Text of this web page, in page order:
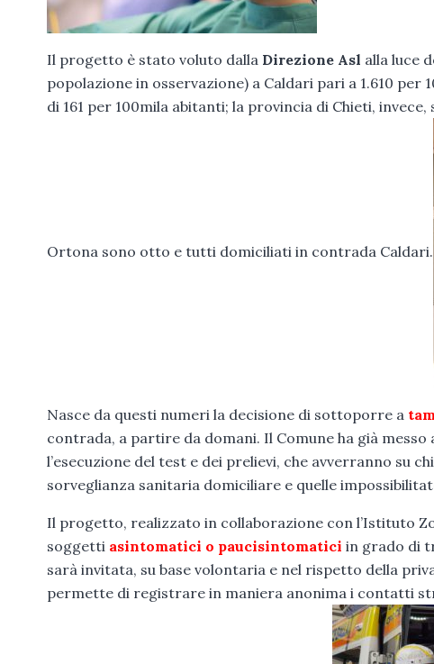
Il progetto è stato voluto dalla Direzione Asl alla luce
popolazione in osservazione) a Caldari pari a 1.610
di 161 per 100mila abitanti; la provincia di Chieti,
Ortona sono otto e tutti domiciliati in contrada Caldari.
Nasce da questi numeri la decisione di sottoporre a
contrada, a partire da domani. Il Comune ha già
l’esecuzione del test e dei prelievi, che avverranno su
sorveglianza sanitaria domiciliare e quelle
Il progetto, realizzato in collaborazione con l’Istituto
soggetti asintomatici o paucisintomatici in grado di
sarà invitata, su base volontaria e nel rispetto della
permette di registrare in maniera anonima i contatti